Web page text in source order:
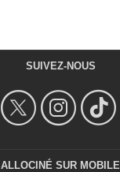
SUIVEZ-NOUS
ALLOCINÉ SUR MOBILE